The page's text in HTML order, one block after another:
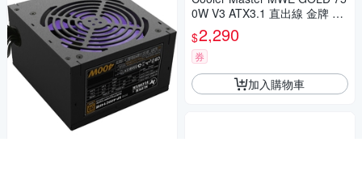
0W V3 ATX3.1 直出線 金牌 75
0w 電源供應器 白色
$2,290
券
加入購物車